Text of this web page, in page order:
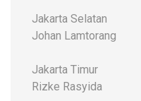
Jakarta Selatan
Johan Lamtorang
Jakarta Timur
Rizke Rasyida